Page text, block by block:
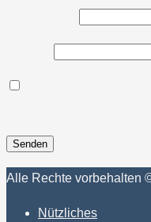
Alle Rechte vorbehalten
Nützliches